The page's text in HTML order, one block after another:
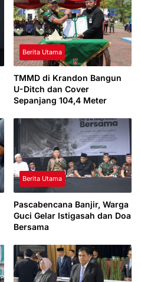
Berita Utama
TMMD di Krandon Bangun
U-Ditch dan Cover
Sepanjang 104,4 Meter
Berita Utama
Pascabencana Banjir, Warga
Guci Gelar Istigasah dan Doa
Bersama